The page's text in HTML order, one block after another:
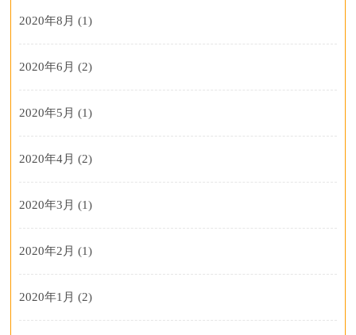
2020年8月 (1)
2020年6月 (2)
2020年5月 (1)
2020年4月 (2)
2020年3月 (1)
2020年2月 (1)
2020年1月 (2)